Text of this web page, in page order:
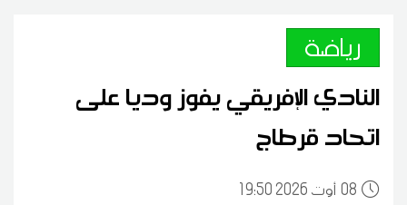
رياضة
النادي الإفريقي يفوز وديا على
اتحاد قرطاج
0819:50 2026 أوت